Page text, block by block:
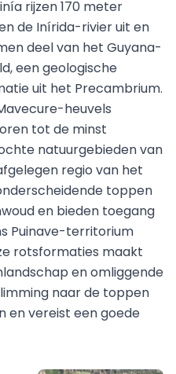
rijzen 170 meter
de Inírida-rivier uit en
deel van het Guyana-
een geologische
uit het Precambrium.
heuvels
tot de minst
natuurgebieden van
regio van het
toppen
en bieden toegang
Puinave-territorium
rotsformaties maakt
en omliggende
naar de toppen
en vereist een goede